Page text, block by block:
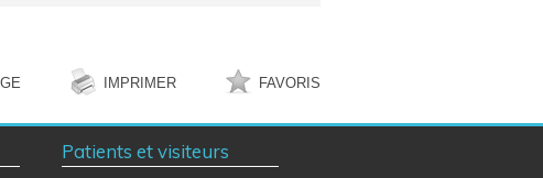
IMPRIMER FAVORIS
Patients et visiteurs